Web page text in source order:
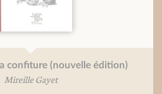
confiture (nouvelle édition)
Mireille Gayet